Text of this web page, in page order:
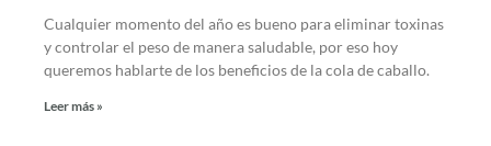
Cualquier momento del año es bueno para eliminar toxinas
y controlar el peso de manera saludable, por eso hoy
queremos hablarte de los beneficios de la cola de caballo.
Leer más »